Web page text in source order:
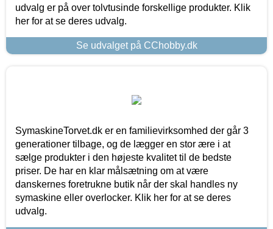
udvalg er på over tolvtusinde forskellige produkter. Klik
her for at se deres udvalg.
Se udvalget på CChobby.dk
SymaskineTorvet.dk er en familievirksomhed der går 3
generationer tilbage, og de lægger en stor ære i at
sælge produkter i den højeste kvalitet til de bedste
priser. De har en klar målsætning om at være
danskernes foretrukne butik når der skal handles ny
symaskine eller overlocker. Klik her for at se deres
udvalg.